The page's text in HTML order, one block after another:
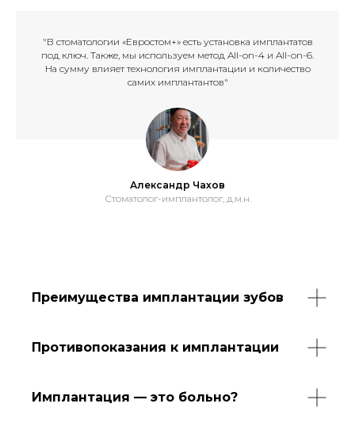
"В стоматологии «Евростом+» есть установка имплантатов
под ключ. Также, мы используем метод All-on-4 и All-on-6.
На сумму влияет технология имплантации и количество
самих имплантантов"
Александр Чахов
Стоматолог-имплантолог, д.м.н.
Преимущества имплантации зубов
Противопоказания к имплантации
Имплантация — это больно?